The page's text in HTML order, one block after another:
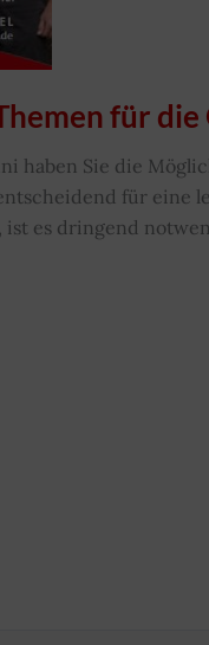
für
haben Sie die
für eine
ist es dringend